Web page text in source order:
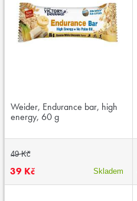
Weider, Endurance bar, high
energy, 60 g
49 Kč
39 Kč Skladem